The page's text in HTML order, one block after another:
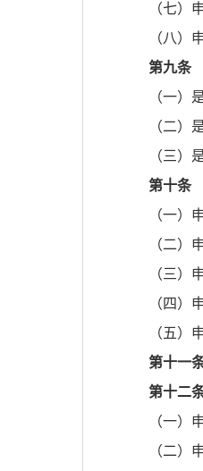
（七）
（八）
第九条
（一）
（二）
（三）
第十条
（一）
（二）
（三）
（四）
（五）
第十一
第十二
（一）
（二）